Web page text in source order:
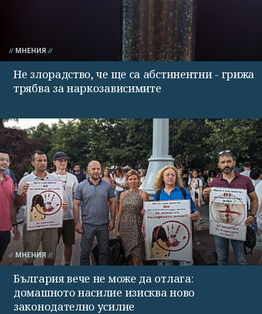
МНЕНИЯ
Не злорадство, че ще са абстинентни - грижа
трябва за наркозависимите
МНЕНИЯ
България вече не може да отлага:
домашното насилие изисква ново
законодателно усилие